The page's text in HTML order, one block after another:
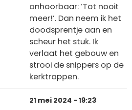
onhoorbaar: ‘Tot nooit
meer!’. Dan neem ik het
doodsprentje aan en
scheur het stuk. Ik
verlaat het gebouw en
strooi de snippers op de
kerktrappen.
21 mei 2024 - 19:23